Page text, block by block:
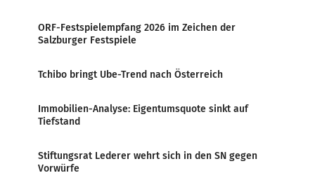
ORF-Festspielempfang 2026 im Zeichen der
Salzburger Festspiele
Tchibo bringt Ube-Trend nach Österreich
Immobilien-Analyse: Eigentumsquote sinkt auf
Tiefstand
Stiftungsrat Lederer wehrt sich in den SN gegen
Vorwürfe